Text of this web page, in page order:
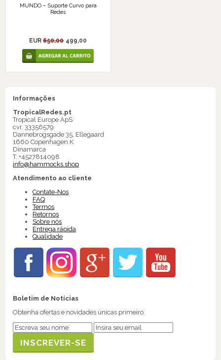
MUNDO – Suporte Curvo para
Redes
EUR650,00 499,00
Informações
TropicalRedes.pt
Tropical Europe ApS
cvr. 33356579
Dannebrogsgade 35, Ellegaard
1660 Copenhagen K
Dinamarca
T. +4527814098
info@hammocks.shop
Atendimento ao cliente
Contate-Nos
FAQ
Termos
Retornos
Sobre nós
Entrega rápida
Qualidade
Boletim de Notícias
Obtenha ofertas e novidades únicas primeiro